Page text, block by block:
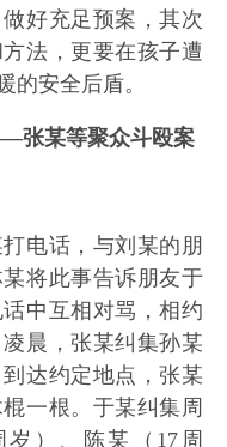
好充足预案，其次
法，更要在孩子遭
的安全后盾。
张某等聚众斗殴案
电话，与刘某的朋
将此事告诉朋友于
中互相对骂，相约
晨，张某纠集孙某
到达约定地点，张某
一根。于某纠集周
）、陈某（17周